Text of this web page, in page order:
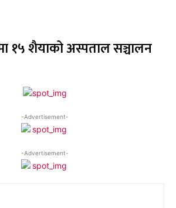
१५ शैयाको अस्पताल सञ्चालन
-Advertisement-
-Advertisement-